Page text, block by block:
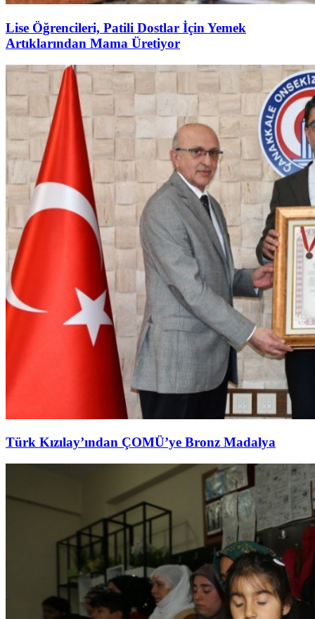
Lise Öğrencileri, Patili Dostlar İçin Yemek
Artıklarından Mama Üretiyor
Türk Kızılay’ından ÇOMÜ’ye Bronz Madalya